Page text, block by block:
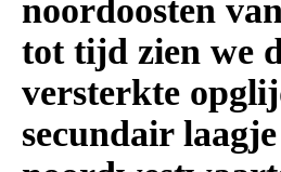
noordoosten
tot tijd zien we
versterkte
secundair